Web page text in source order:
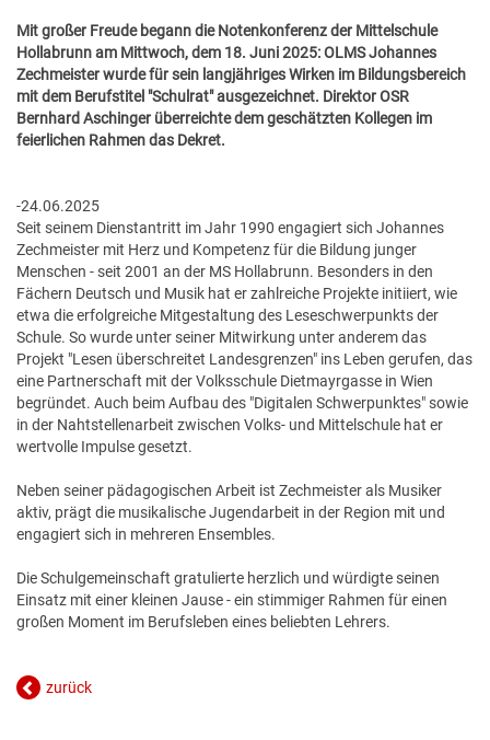
ANSPRECHPARTNER
GESUNDE GEMEINDE
Mit großer Freude begann die Notenkonferenz der Mittelschule
Hollabrunn am Mittwoch, dem 18. Juni 2025: OLMS Johannes
Zechmeister wurde für sein langjähriges Wirken im Bildungsbereich
mit dem Berufstitel "Schulrat" ausgezeichnet. Direktor OSR
Bernhard Aschinger überreichte dem geschätzten Kollegen im
feierlichen Rahmen das Dekret.
-24.06.2025
Seit seinem Dienstantritt im Jahr 1990 engagiert sich Johannes
Zechmeister mit Herz und Kompetenz für die Bildung junger
Menschen - seit 2001 an der MS Hollabrunn. Besonders in den
Fächern Deutsch und Musik hat er zahlreiche Projekte initiiert, wie
etwa die erfolgreiche Mitgestaltung des Leseschwerpunkts der
Schule. So wurde unter seiner Mitwirkung unter anderem das
Projekt "Lesen überschreitet Landesgrenzen" ins Leben gerufen, das
eine Partnerschaft mit der Volksschule Dietmayrgasse in Wien
begründet. Auch beim Aufbau des "Digitalen Schwerpunktes" sowie
in der Nahtstellenarbeit zwischen Volks- und Mittelschule hat er
wertvolle Impulse gesetzt.
Neben seiner pädagogischen Arbeit ist Zechmeister als Musiker
aktiv, prägt die musikalische Jugendarbeit in der Region mit und
engagiert sich in mehreren Ensembles.
Die Schulgemeinschaft gratulierte herzlich und würdigte seinen
Einsatz mit einer kleinen Jause - ein stimmiger Rahmen für einen
großen Moment im Berufsleben eines beliebten Lehrers.
zurück